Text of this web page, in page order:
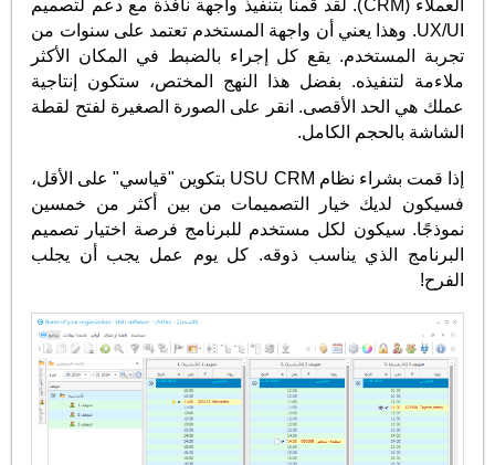
العملاء (CRM). لقد قمنا بتنفيذ واجهة نافذة مع دعم لتصميم
UX/UI. وهذا يعني أن واجهة المستخدم تعتمد على سنوات من
تجربة المستخدم. يقع كل إجراء بالضبط في المكان الأكثر
ملاءمة لتنفيذه. بفضل هذا النهج المختص، ستكون إنتاجية
عملك هي الحد الأقصى. انقر على الصورة الصغيرة لفتح لقطة
الشاشة بالحجم الكامل.
إذا قمت بشراء نظام USU CRM بتكوين "قياسي" على الأقل،
فسيكون لديك خيار التصميمات من بين أكثر من خمسين
نموذجًا. سيكون لكل مستخدم للبرنامج فرصة اختيار تصميم
البرنامج الذي يناسب ذوقه. كل يوم عمل يجب أن يجلب
الفرح!